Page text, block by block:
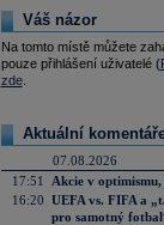
Váš názor
Na tomto místě můžete
pouze přihlášení uživatelé (
zde.
Aktuální
07.08.2026
17:51
Akcie v
16:20 UEFA vs. FIFA a
pro samotný